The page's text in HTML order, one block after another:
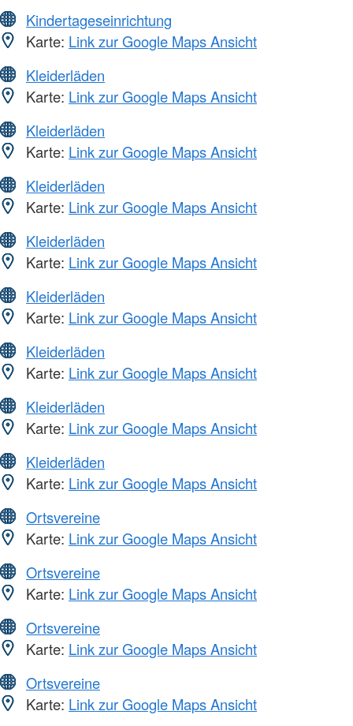
Kindertageseinrichtung
Karte: Link zur Google Maps Ansicht
Kleiderläden
Karte: Link zur Google Maps Ansicht
Kleiderläden
Karte: Link zur Google Maps Ansicht
Kleiderläden
Karte: Link zur Google Maps Ansicht
Kleiderläden
Karte: Link zur Google Maps Ansicht
Kleiderläden
Karte: Link zur Google Maps Ansicht
Kleiderläden
Karte: Link zur Google Maps Ansicht
Kleiderläden
Karte: Link zur Google Maps Ansicht
Kleiderläden
Karte: Link zur Google Maps Ansicht
Ortsvereine
Karte: Link zur Google Maps Ansicht
Ortsvereine
Karte: Link zur Google Maps Ansicht
Ortsvereine
Karte: Link zur Google Maps Ansicht
Ortsvereine
Karte: Link zur Google Maps Ansicht